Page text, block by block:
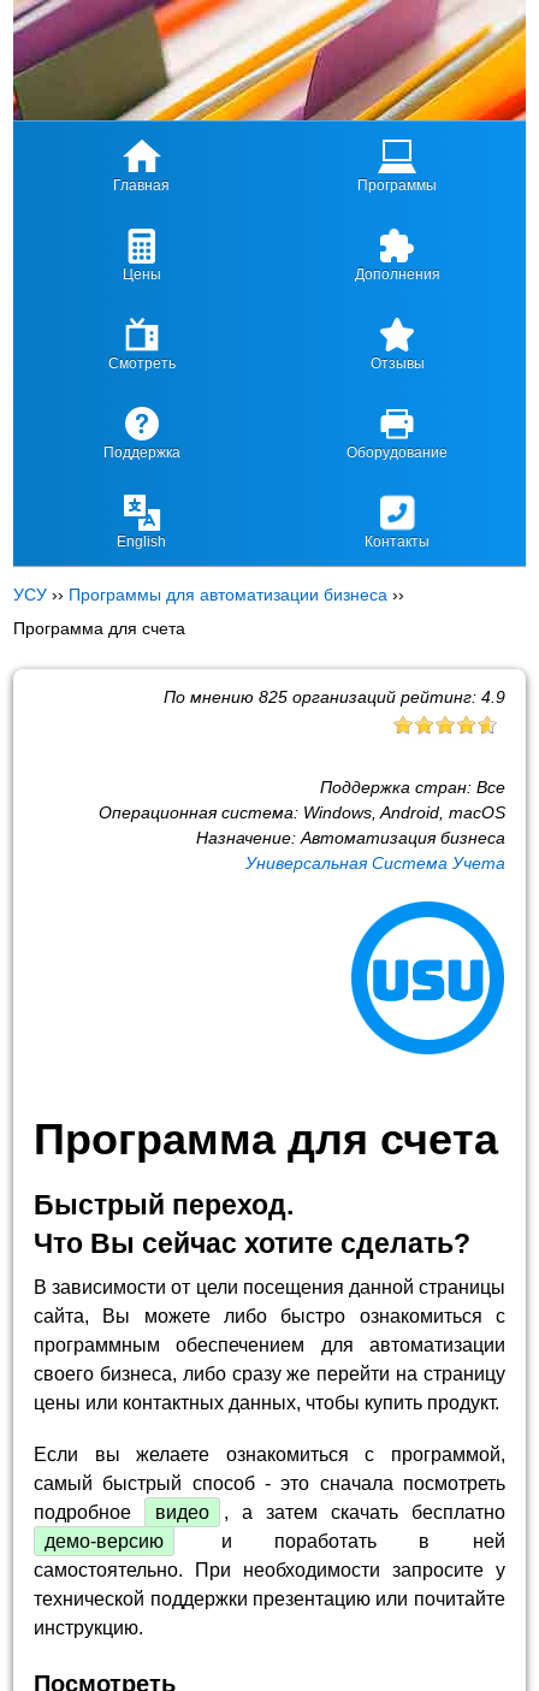
Главная Программы
Цены Дополнения
Смотреть Отзывы
Поддержка Оборудование
English Контакты
УСУ ›› Программы для автоматизации бизнеса ››
Программа для счета
По мнению 825организаций рейтинг: 4.9
Поддержка стран: Все
Операционная система: Windows, Android, macOS
Назначение: Автоматизация бизнеса
Универсальная Система Учета
Программа для счета
Быстрый переход.
Что Вы сейчас хотите сделать?
В зависимости от цели посещения данной страницы
сайта, Вы можете либо быстро ознакомиться с
программным обеспечением для автоматизации
своего бизнеса, либо сразу же перейти на страницу
цены или контактных данных, чтобы купить продукт.
Если вы желаете ознакомиться с программой,
самый быстрый способ - это сначала посмотреть
подробное
видео
, а затем скачать бесплатно
демо-версию
и поработать в ней
самостоятельно. При необходимости запросите у
технической поддержки презентацию или почитайте
инструкцию.
Посмотреть